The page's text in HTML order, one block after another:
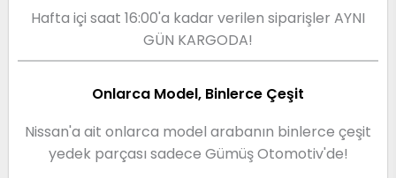
Hafta içi saat 16:00'a kadar verilen siparişler AYNI
GÜN KARGODA!
Onlarca Model, Binlerce Çeşit
Nissan'a ait onlarca model arabanın binlerce çeşit
yedek parçası sadece Gümüş Otomotiv'de!